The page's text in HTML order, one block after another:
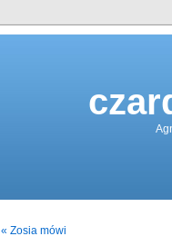
« Zosia mówi